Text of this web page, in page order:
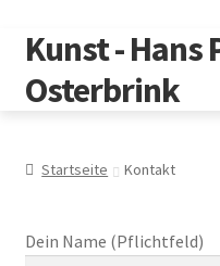
Zur
Navigation
springen
Zum
Inhalt
springen
Kunst - Hans
Osterbrink
Zur Person
Startseite Kontakt
Dein Name (Pflichtfeld)